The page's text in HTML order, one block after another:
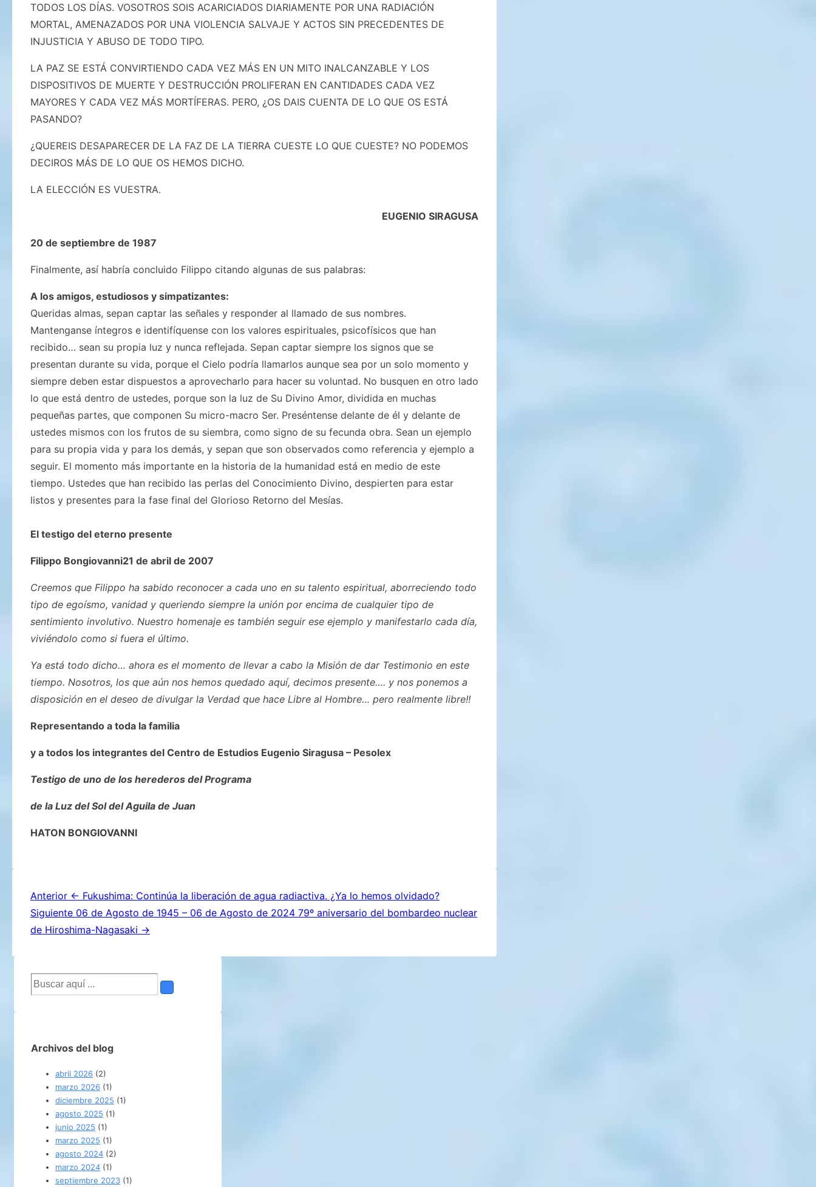
TODOS LOS DÍAS. VOSOTROS SOIS ACARICIADOS DIARIAMENTE POR UNA RADIACIÓN
MORTAL, AMENAZADOS POR UNA VIOLENCIA SALVAJE Y ACTOS SIN PRECEDENTES DE
INJUSTICIA Y ABUSO DE TODO TIPO.
LA PAZ SE ESTÁ CONVIRTIENDO CADA VEZ MÁS EN UN MITO INALCANZABLE Y LOS
DISPOSITIVOS DE MUERTE Y DESTRUCCIÓN PROLIFERAN EN CANTIDADES CADA VEZ
MAYORES Y CADA VEZ MÁS MORTÍFERAS. PERO, ¿OS DAIS CUENTA DE LO QUE OS ESTÁ
PASANDO?
¿QUEREIS DESAPARECER DE LA FAZ DE LA TIERRA CUESTE LO QUE CUESTE? NO PODEMOS
DECIROS MÁS DE LO QUE OS HEMOS DICHO.
LA ELECCIÓN ES VUESTRA.
EUGENIO SIRAGUSA
20 de septiembre de 1987
Finalmente, así habría concluido Filippo citando algunas de sus palabras:
A los amigos, estudiosos y simpatizantes:
Queridas almas, sepan captar las señales y responder al llamado de sus nombres.
Mantenganse íntegros e identifíquense con los valores espirituales, psicofísicos que han
recibido… sean su propia luz y nunca reflejada. Sepan captar siempre los signos que se
presentan durante su vida, porque el Cielo podría llamarlos aunque sea por un solo momento y
siempre deben estar dispuestos a aprovecharlo para hacer su voluntad. No busquen en otro lado
lo que está dentro de ustedes, porque son la luz de Su Divino Amor, dividida en muchas
pequeñas partes, que componen Su micro-macro Ser. Preséntense delante de él y delante de
ustedes mismos con los frutos de su siembra, como signo de su fecunda obra. Sean un ejemplo
para su propia vida y para los demás, y sepan que son observados como referencia y ejemplo a
seguir. El momento más importante en la historia de la humanidad está en medio de este
tiempo. Ustedes que han recibido las perlas del Conocimiento Divino, despierten para estar
listos y presentes para la fase final del Glorioso Retorno del Mesías.
El testigo del eterno presente
Filippo Bongiovanni21 de abril de 2007
Creemos que Filippo ha sabido reconocer a cada uno en su talento espiritual, aborreciendo todo
tipo de egoísmo, vanidad y queriendo siempre la unión por encima de cualquier tipo de
sentimiento involutivo. Nuestro homenaje es también seguir ese ejemplo y manifestarlo cada día,
viviéndolo como si fuera el último.
Ya está todo dicho… ahora es el momento de llevar a cabo la Misión de dar Testimonio en este
tiempo. Nosotros, los que aún nos hemos quedado aquí, decimos presente…. y nos ponemos a
disposición en el deseo de divulgar la Verdad que hace Libre al Hombre… pero realmente libre!!
Representando a toda la familia
y a todos los integrantes del Centro de Estudios Eugenio Siragusa – Pesolex
Testigo de uno de los herederos del Programa
de la Luz del Sol del Aguila de Juan
HATON BONGIOVANNI
Navegación
de
entradas
Anterior ← Fukushima: Continúa la liberación de agua radiactiva. ¿Ya lo hemos olvidado?
Siguiente 06 de Agosto de 1945 – 06 de Agosto de 2024 79º aniversario del bombardeo nuclear
de Hiroshima-Nagasaki →
Buscar
por:
Archivos del blog
abril 2026 (2)
marzo 2026 (1)
diciembre 2025 (1)
agosto 2025 (1)
junio 2025 (1)
marzo 2025 (1)
agosto 2024 (2)
marzo 2024 (1)
septiembre 2023 (1)